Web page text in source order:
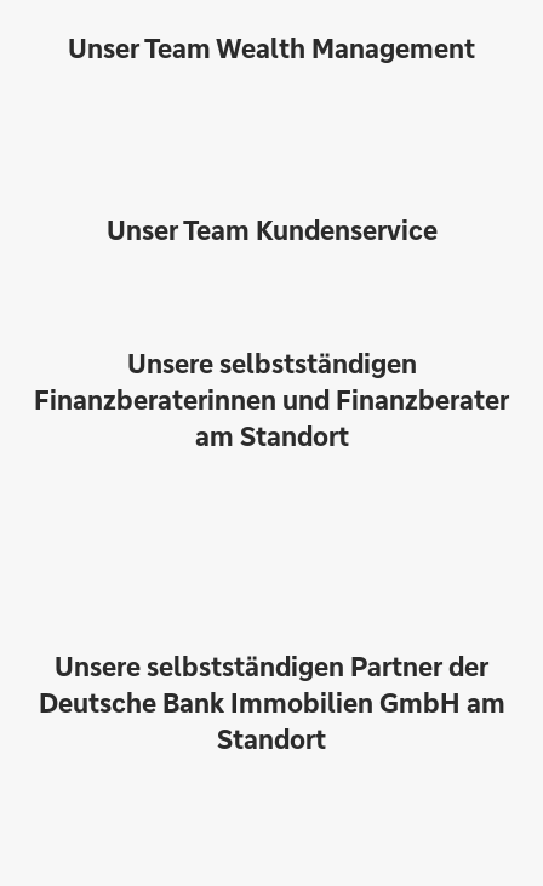
Lena Heynckes
Unser Team Wealth Management
Unser Team Kundenservice
Unsere selbstständigen
Finanzberaterinnen und Finanzberater
am Standort
Unsere selbstständigen Partner der
Deutsche Bank Immobilien GmbH am
Standort